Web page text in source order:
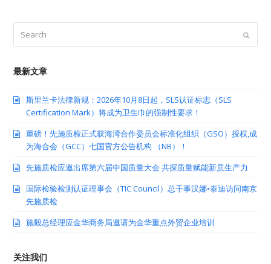
最新文章
斯里兰卡法律新规：2026年10月8日起，SLS认证标志（SLS
Certification Mark）将成为卫生巾的强制性要求！
重磅！先施质检正式获海湾合作委员会标准化组织（GSO）授权,成
为海合会（GCC）七国官方公告机构 （NB）！
先施质检应邀出席第六届中国质量大会 共探质量赋能新质生产力
国际检验检测认证理事会（TIC Council）总干事汉娜•泰迪访问南京
先施质检
施毅总经理应金华商务局邀请为金华重点外贸企业培训
关注我们